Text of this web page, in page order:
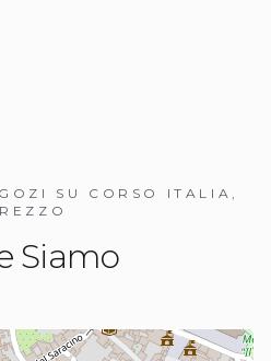
SU CORSO ITALIA,
Siamo